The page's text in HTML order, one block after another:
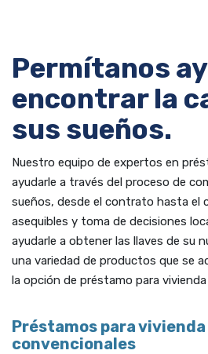
Permítanos
encontrar la
sus sueños.
Nuestro equipo de expertos en
ayudarle a través del proceso de
sueños, desde el contrato hasta el
asequibles y toma de decisiones
ayudarle a obtener las llaves de su
una variedad de productos que se
la opción de préstamo para
Préstamos para
convencionales